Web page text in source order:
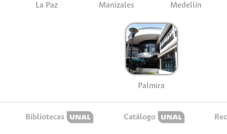
La Paz Manizales Medellín
Palmira
Bibliotecas Catálogo